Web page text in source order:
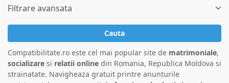
Filtrare avansata
Cauta
Compatibilitate.ro este cel mai popular site de matrimoniale,
socializare si relatii online din Romania, Republica Moldova si
strainatate. Navigheaza gratuit printre anunturile